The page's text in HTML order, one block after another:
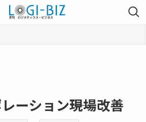
ーション――現場改善